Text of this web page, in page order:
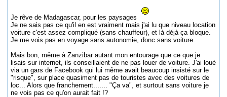
Je rêve de Madagascar, pour les paysages
Je ne sais pas ce qu'il en est vraiment mais j'ai lu que niveau location
voiture c'est assez compliqué (sans chauffeur), et là déjà ça bloque.
Je me vois pas en voyage sans autonomie, donc sans voiture.
Mais bon, même à Zanzibar autant mon entourage que ce que je
lisais sur internet, ils conseillaient de ne pas louer de voiture. J'ai loué
via un gars de Facebook qui lui même avait beaucoup insisté sur le
"risque", sur place quasiment pas de touristes avec des voitures de
loc... Alors que franchement....... "Ça va", et surtout sans voiture je
ne vois pas ce qu'on aurait fait !?